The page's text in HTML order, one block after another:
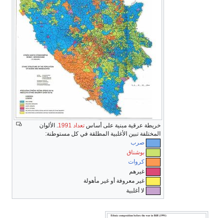
خريطة عرقية مبنية على أساس تعداد 1991
. الألوان
المختلفة تبين الأغلبية المطلقة في كل مستوطنة:
صرب
بوشناق
كروات
غيرهم
غير معروفة أو غير مأهولة
لا أغلبية